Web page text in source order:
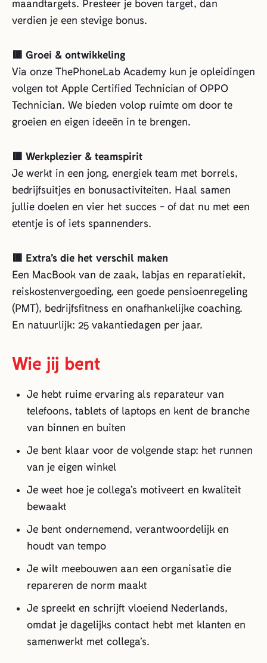
maandtargets. Presteer je boven target, dan
verdien je een stevige bonus.
🟥 Groei & ontwikkeling
Via onze ThePhoneLab Academy kun je opleidingen
volgen tot Apple Certified Technician of OPPO
Technician. We bieden volop ruimte om door te
groeien en eigen ideeën in te brengen.
🟥 Werkplezier & teamspirit
Je werkt in een jong, energiek team met borrels,
bedrijfsuitjes en bonusactiviteiten. Haal samen
jullie doelen en vier het succes - of dat nu met een
etentje is of iets spannenders.
🟥 Extra’s die het verschil maken
Een MacBook van de zaak, labjas en reparatiekit,
reiskostenvergoeding, een goede pensioenregeling
(PMT), bedrijfsfitness en onafhankelijke coaching.
En natuurlijk: 25 vakantiedagen per jaar.
Wie jij bent
Je hebt ruime ervaring als reparateur van
telefoons, tablets of laptops en kent de branche
van binnen en buiten
Je bent klaar voor de volgende stap: het runnen
van je eigen winkel
Je weet hoe je collega’s motiveert en kwaliteit
bewaakt
Je bent ondernemend, verantwoordelijk en
houdt van tempo
Je wilt meebouwen aan een organisatie die
repareren de norm maakt
Je spreekt en schrijft vloeiend Nederlands,
omdat je dagelijks contact hebt met klanten en
samenwerkt met collega’s.